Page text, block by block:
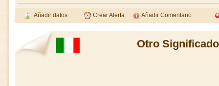
Añadir datos Crear Alerta Añadir Comentario
Otro